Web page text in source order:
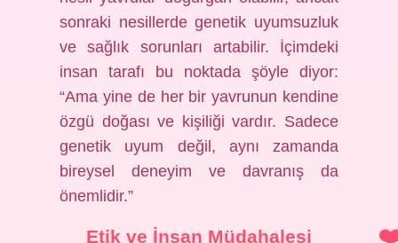
sonraki nesillerde genetik uyumsuzluk
ve sağlık sorunları artabilir. İçimdeki
insan tarafı bu noktada şöyle diyor:
“Ama yine de her bir yavrunun kendine
özgü doğası ve kişiliği vardır. Sadece
genetik uyum değil, aynı zamanda
bireysel deneyim ve davranış da
önemlidir.”
Etik ve İnsan Müdahalesi